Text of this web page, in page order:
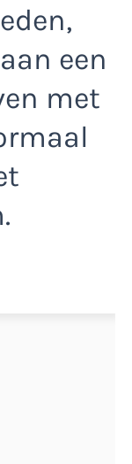
een
met